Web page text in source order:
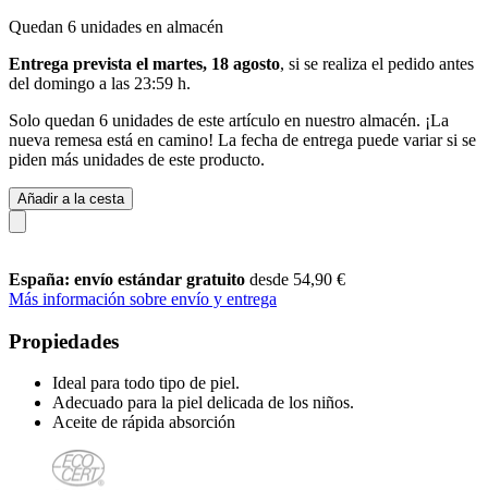
Quedan 6 unidades en almacén
Entrega prevista el martes, 18 agosto, si se realiza el pedido antes
del domingo a las 23:59 h.
Solo quedan 6 unidades de este artículo en nuestro almacén. ¡La
nueva remesa está en camino! La fecha de entrega puede variar si se
piden más unidades de este producto.
Añadir a la cesta
España: envío estándar gratuito desde 54,90 €
Más información sobre envío y entrega
Propiedades
Ideal para todo tipo de piel.
Adecuado para la piel delicada de los niños.
Aceite de rápida absorción